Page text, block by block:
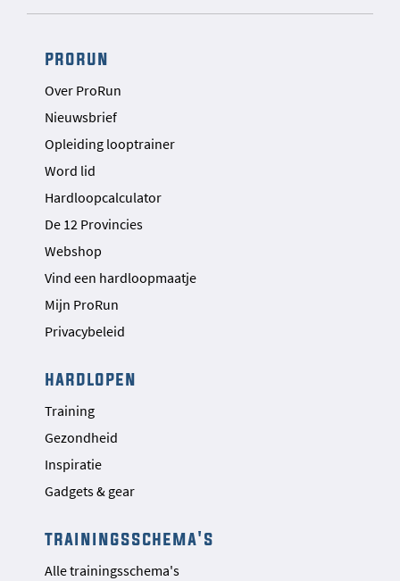
prorun
Over ProRun
Nieuwsbrief
Opleiding looptrainer
Word lid
Hardloopcalculator
De 12 Provincies
Webshop
Vind een hardloopmaatje
Mijn ProRun
Privacybeleid
hardlopen
Training
Gezondheid
Inspiratie
Gadgets & gear
trainingsschema's
Alle trainingsschema's